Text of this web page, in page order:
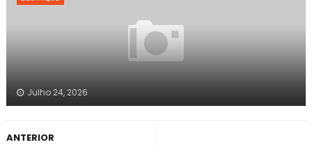
Julho 24, 2026
ANTERIOR